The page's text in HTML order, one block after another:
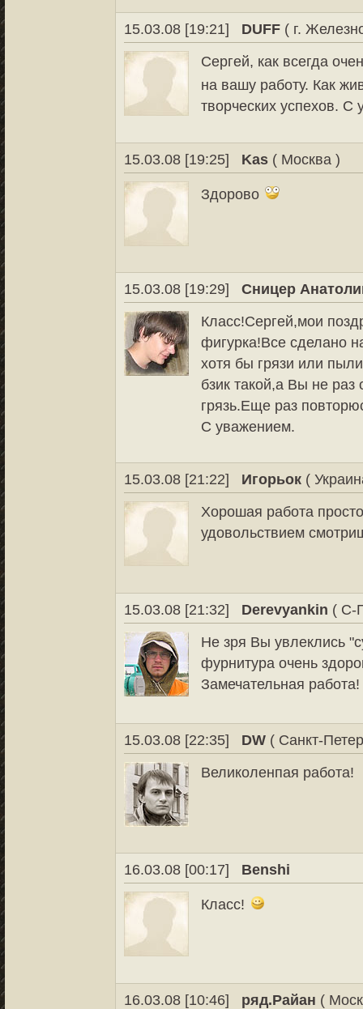
15.03.08 [19:21] DUFF ( г.
Сергей, как всегда
на вашу работу. Как
творческих успехов. С
15.03.08 [19:25] Kas ( Москва )
Здорово
15.03.08 [19:29]
Сницер
Класс!Сергей,мои
фигурка!Все сделано
хотя бы грязи или
бзик такой,а Вы не
грязь.Еще раз
С уважением.
15.03.08 [21:22] Игорьок (
Хорошая работа
удовольствием
15.03.08 [21:32] Derevyankin ( С-
Не зря Вы увлеклись
фурнитура очень
Замечательная работа!
15.03.08 [22:35] DW ( Санкт-
Великоленпая работа!
16.03.08 [00:17] Benshi
Класс!
16.03.08 [10:46] ряд.Райан (